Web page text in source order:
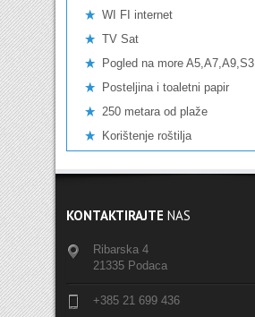
WI FI internet
TV Sat
Pogled na more A5,A7,A9,S3
Posteljina i toaletni papir
250 metara od plaže
Korištenje roštilja
KONTAKTIRAJTE NAS
Ribarska 4
21335 Podaca
+385 21 699 436